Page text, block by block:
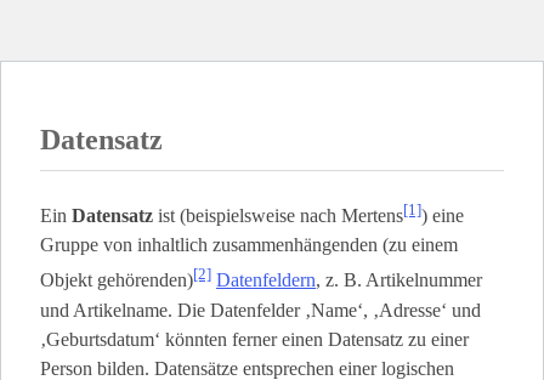
Datensatz
Ein Datensatz ist (beispielsweise nach Mertens[1]) eine
Gruppe von inhaltlich zusammenhängenden (zu einem
Objekt gehörenden)[2] Datenfeldern, z. B. Artikelnummer
und Artikelname. Die Datenfelder ‚Name‘, ‚Adresse‘ und
‚Geburtsdatum‘ könnten ferner einen Datensatz zu einer
Person bilden. Datensätze entsprechen einer logischen